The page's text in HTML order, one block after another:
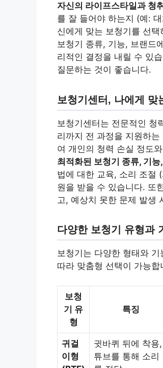
자신의 라이프스타일과 청
를 잘 들어야 하는지 (예:
신에게 맞는 보청기를 선
보청기 종류, 기능, 브랜드
리적인 결정을 내릴 수 있
질문하는 것이 좋습니다.
보청기센터, 나에게 맞
보청기센터는 전문적인 청
리까지 전 과정을 지원하
여 개인의 청력 손실 정도
최적화된 보청기 종류, 기
법에 대한 교육, 소리 조절
원을 받을 수 있습니다. 또
고, 예상치 못한 문제 발생
다양한 보청기 유형과
보청기는 다양한 형태와
따라 맞춤형 선택이 가능
보청
기 유
형
특징
귀걸
이형
귓바퀴 뒤에 착용,
튜브를 통해 소리